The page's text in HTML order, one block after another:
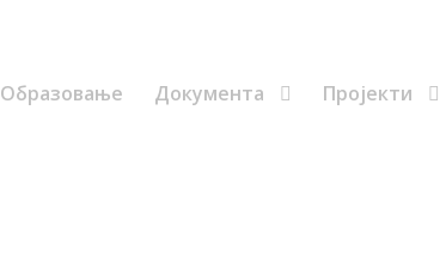
Образовање Документа Пројекти